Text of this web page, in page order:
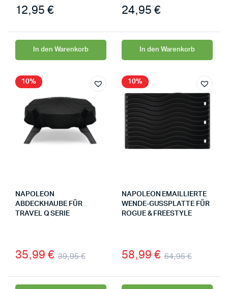
12,95 €
In den Warenkorb
24,95 €
In den Warenkorb
10%
NAPOLEON
ABDECKHAUBE FÜR
TRAVEL Q SERIE
39,95€
35,99 €
10%
NAPOLEON EMAILLIERTE
WENDE-GUSSPLATTE FÜR
ROGUE & FREESTYLE
64,95€
58,99 €